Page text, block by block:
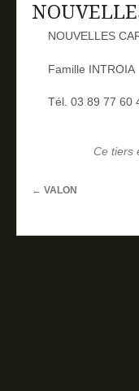
NOUVELLES
Famille INTROIA
Tél. 03 89 77 60
Ce tiers
← VALON